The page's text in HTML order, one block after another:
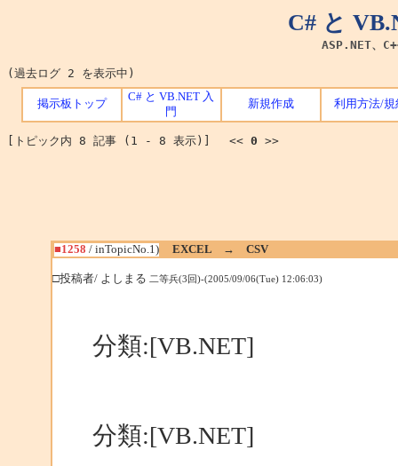
C# と
ASP.NET、
(過去ログ 2 を表示中)
掲示板トップ
C# と VB.NET 入
門
新規作成 利用方法/規
[トピック内 8 記事 (1 - 8 表示)] << 0 >>
■1258 / inTopicNo.1) EXCEL → CSV
□投稿者/ よしまる 二等兵(3回)-(2005/09/06(Tue) 12:06:03)
分類:[VB.NET]
分類:[VB.NET]